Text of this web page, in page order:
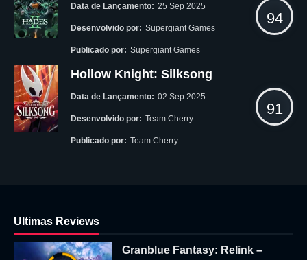
Data de Lançamento: 25 Sep 2025
Desenvolvido por: Supergiant Games
Publicado por: Supergiant Games
94
Hollow Knight: Silksong
Data de Lançamento: 02 Sep 2025
Desenvolvido por: Team Cherry
Publicado por: Team Cherry
91
Ultimas Reviews
Granblue Fantasy: Relink –